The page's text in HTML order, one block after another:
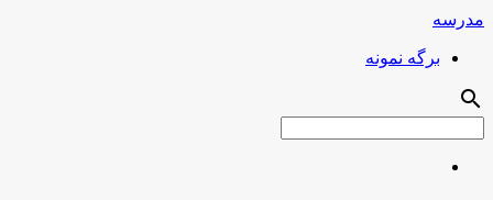
مدرسه
برگه نمونه
search